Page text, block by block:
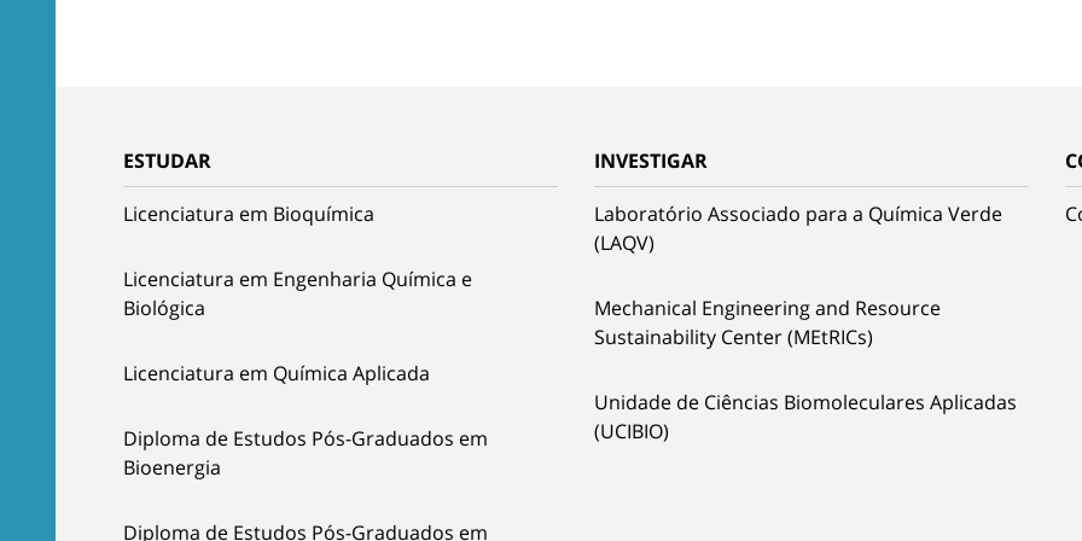
ESTUDAR
Licenciatura em Bioquímica
Licenciatura em Engenharia Química e
Biológica
Licenciatura em Química Aplicada
Diploma de Estudos Pós-Graduados em
Bioenergia
Diploma de Estudos Pós-Graduados em
INVESTIGAR
Laboratório Associado para a Química Verde
(LAQV)
Mechanical Engineering and Resource
Sustainability Center (MEtRICs)
Unidade de Ciências Biomoleculares Aplicadas
(UCIBIO)